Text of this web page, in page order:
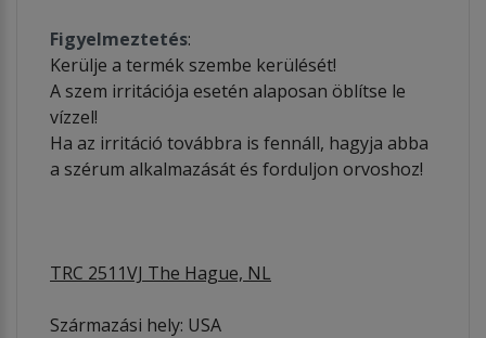
Figyelmeztetés:
Kerülje a termék szembe kerülését!
A szem irritációja esetén alaposan öblítse le
vízzel!
Ha az irritáció továbbra is fennáll, hagyja abba
a szérum alkalmazását és forduljon orvoshoz!
TRC 2511VJ The Hague, NL
Származási hely: USA